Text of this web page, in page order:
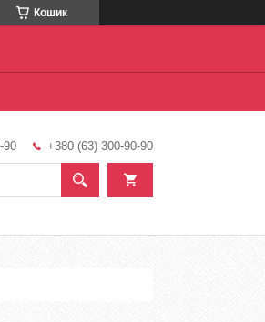
Кошик
90 +380 (63) 300-90-90